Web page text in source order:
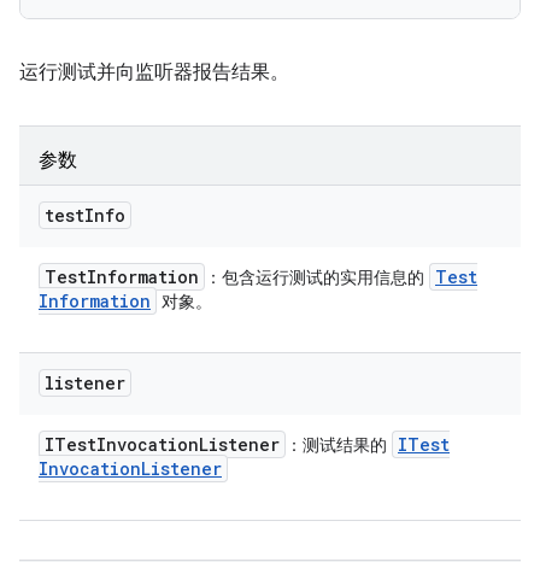
运行测试并向监听器报告结果。
参数
testInfo
TestInformation ：包含运行测试的实用信息的
Test
Information 对象。
listener
ITestInvocationListener ：测试结果的
ITest
InvocationListener